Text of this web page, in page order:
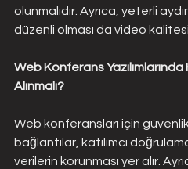
olunmalıdır. Ayrıca, yeterli
düzenli olması da video
Web Konferans
Alınmalı?
Web konferansları için
bağlantılar, katılımcı
verilerin korunması yer alır.